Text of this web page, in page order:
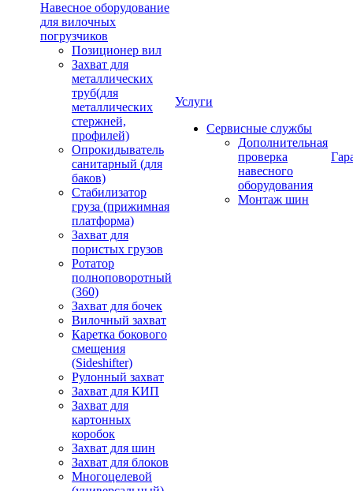
Навесное оборудование
для вилочных
погрузчиков
Позиционер вил
Захват для
металлических
труб(для
металлических
стержней,
профилей)
Опрокидыватель
санитарный (для
баков)
Стабилизатор
груза (прижимная
платформа)
Захват для
пористых грузов
Ротатор
полноповоротный
(360)
Захват для бочек
Вилочный захват
Каретка бокового
смещения
(Sideshifter)
Рулонный захват
Захват для КИП
Захват для
картонных
коробок
Захват для шин
Захват для блоков
Многоцелевой
Услуги
Сервисные службы
Дополнительная
проверка
навесного
оборудования
Монтаж шин